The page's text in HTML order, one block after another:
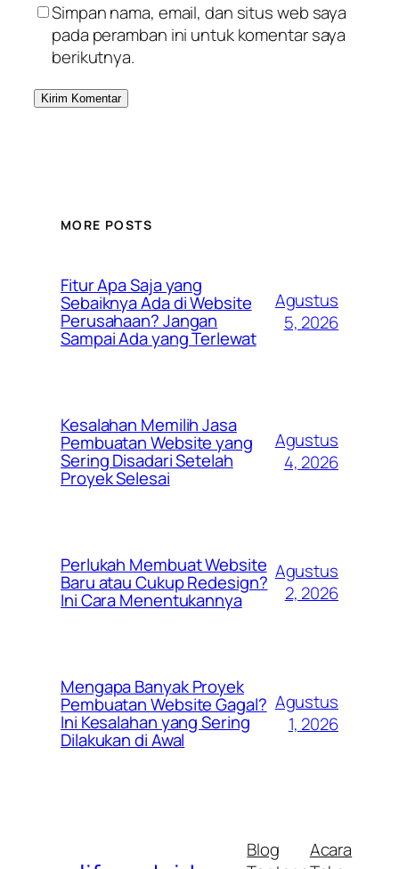
Simpan nama, email, dan situs web saya
pada peramban ini untuk komentar saya
berikutnya.
MORE POSTS
Fitur Apa Saja yang
Sebaiknya Ada di Website
Perusahaan? Jangan
Sampai Ada yang Terlewat
Agustus
5, 2026
Kesalahan Memilih Jasa
Pembuatan Website yang
Sering Disadari Setelah
Proyek Selesai
Agustus
4, 2026
Perlukah Membuat Website
Baru atau Cukup Redesign?
Ini Cara Menentukannya
Agustus
2, 2026
Mengapa Banyak Proyek
Pembuatan Website Gagal?
Ini Kesalahan yang Sering
Dilakukan di Awal
Agustus
1, 2026
Blog
Acara